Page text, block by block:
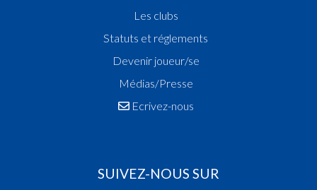
Les clubs
Statuts et réglements
Devenir joueur/se
Médias/Presse
Ecrivez-nous
SUIVEZ-NOUS SUR